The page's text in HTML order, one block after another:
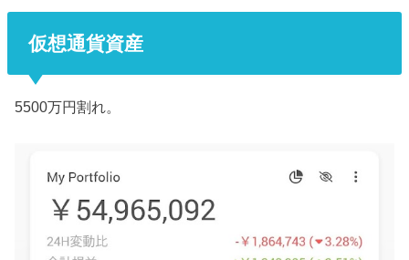
仮想通貨資産
5500万円割れ。